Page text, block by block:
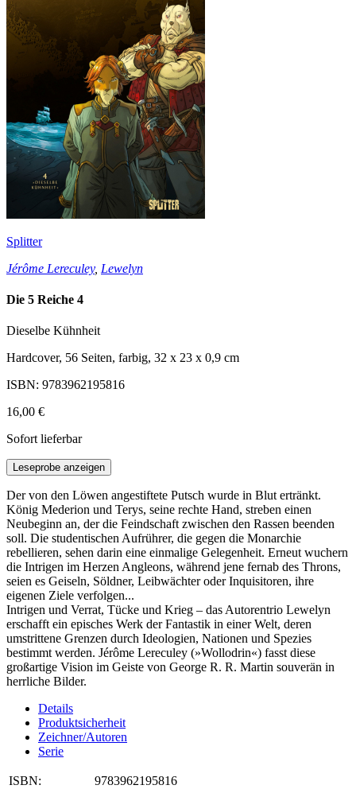
Splitter
Jérôme Lereculey, Lewelyn
Die 5 Reiche 4
Dieselbe Kühnheit
Hardcover, 56 Seiten, farbig, 32 x 23 x 0,9 cm
ISBN: 9783962195816
16,00 €
Sofort lieferbar
Leseprobe anzeigen
Der von den Löwen angestiftete Putsch wurde in Blut ertränkt.
König Mederion und Terys, seine rechte Hand, streben einen
Neubeginn an, der die Feindschaft zwischen den Rassen beenden
soll. Die studentischen Aufrührer, die gegen die Monarchie
rebellieren, sehen darin eine einmalige Gelegenheit. Erneut wuchern
die Intrigen im Herzen Angleons, während jene fernab des Throns,
seien es Geiseln, Söldner, Leibwächter oder Inquisitoren, ihre
eigenen Ziele verfolgen...
Intrigen und Verrat, Tücke und Krieg – das Autorentrio Lewelyn
erschafft ein episches Werk der Fantastik in einer Welt, deren
umstrittene Grenzen durch Ideologien, Nationen und Spezies
bestimmt werden. Jérôme Lereculey (»Wollodrin«) fasst diese
großartige Vision im Geiste von George R. R. Martin souverän in
herrliche Bilder.
Details
Produktsicherheit
Zeichner/Autoren
Serie
ISBN:
9783962195816